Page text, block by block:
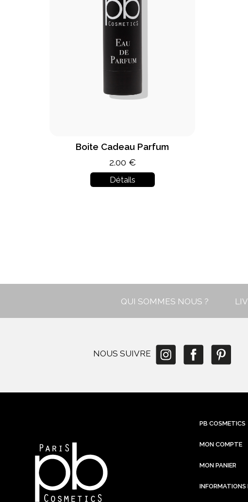
Boite Cadeau Parfum
2.00 €
Détails
QUI SOMMES NOUS ?
NOUS SUIVRE
PB COSMETICS
MON COMPTE
MON PANIER
INFORMATIONS